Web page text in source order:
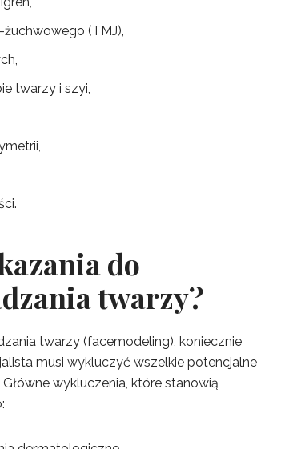
(TMJ),
twarzy i szyi,
do
twarzy?
twarzy (facemodeling), koniecznie
musi wykluczyć wszelkie potencjalne
wykluczenia, które stanowią